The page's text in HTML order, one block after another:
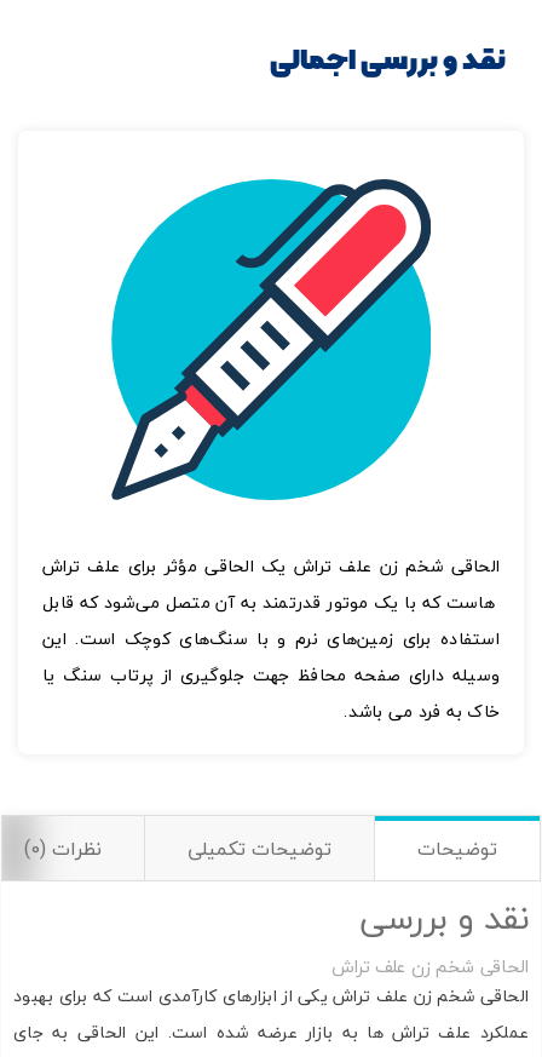
نقد و بررسی اجمالی
الحاقی شخم زن علف تراش یک الحاقی مؤثر برای علف تراش
هاست که با یک موتور قدرتمند به آن متصل می‌شود که قابل
استفاده برای زمین‌های نرم و با سنگ‌های کوچک است. این
وسیله دارای صفحه محافظ جهت جلوگیری از پرتاب سنگ یا
خاک به فرد می باشد.
توضیحات توضیحات تکمیلی نظرات (0)
نقد و بررسی
الحاقی شخم زن علف تراش
الحاقی شخم زن علف تراش یکی از ابزارهای کارآمدی است که برای بهبود
عملکرد علف تراش ها به بازار عرضه شده است. این الحاقی به جای
اشتراک گذاری در شبکه های اجتماعی
الحاقی شخم زن
علف تراش